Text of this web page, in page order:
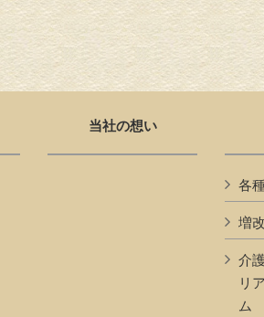
当社の想い
各
増
介
リ
ム